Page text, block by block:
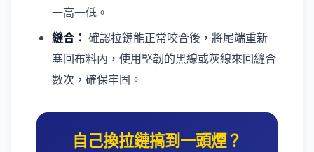
一高一低。
縫合： 確認拉鏈能正常咬合後，將尾端重新
塞回布料內，使用堅韌的黑線或灰線來回縫合
數次，確保牢固。
自己換拉鏈搞到一頭煙？